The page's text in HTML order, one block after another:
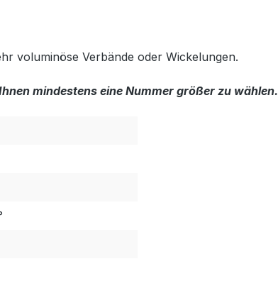
voluminöse Verbände oder Wickelungen.
mindestens eine Nummer größer zu wählen.